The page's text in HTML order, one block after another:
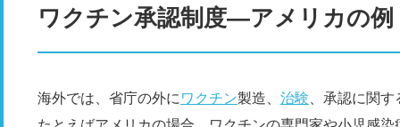
ワクチン承認制度―アメリカの例
海外では、省庁の外に ワクチン製造、 治験 、承認に関